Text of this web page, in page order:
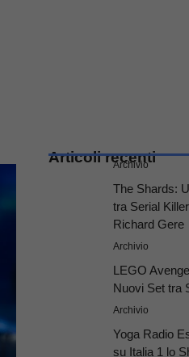
Articoli recenti
Archivio
The Shards:
tra Serial
Richard Gere
Archivio
LEGO
Nuovi Set tra
Archivio
Yoga Radio
su Italia 1 lo